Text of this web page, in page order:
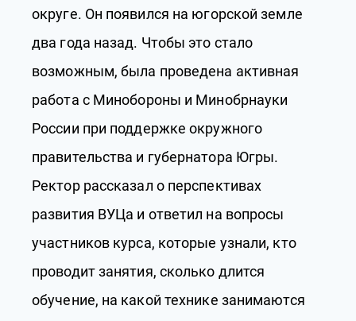
округе. Он появился на югорской земле
два года назад. Чтобы это стало
возможным, была проведена активная
работа с Минобороны и Минобрнауки
России при поддержке окружного
правительства и губернатора Югры.
Ректор рассказал о перспективах
развития ВУЦа и ответил на вопросы
участников курса, которые узнали, кто
проводит занятия, сколько длится
обучение, на какой технике занимаются